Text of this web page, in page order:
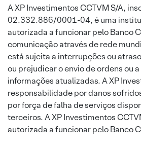
A XP Investimentos CCTVM S/A,
02.332.886/0001-04, é uma
autorizada a funcionar pelo Banco
comunicação através de rede
está sujeita a interrupções ou
ou prejudicar o envio de ordens ou
informações atualizadas. A XP
responsabilidade por danos
por força de falha de serviços
terceiros. A XP Investimentos
autorizada a funcionar pelo Banco